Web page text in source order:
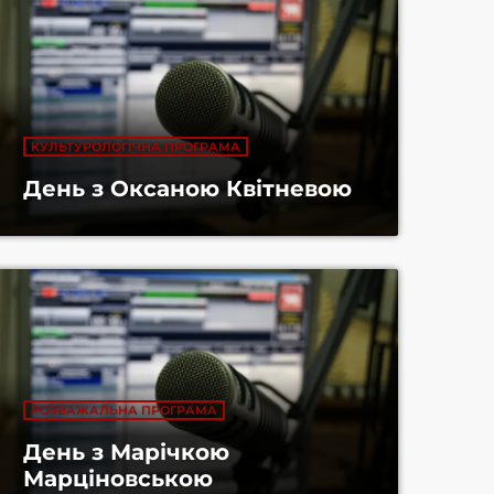
Прокидайся із Найтеплішим
Розпочинаємо новий день на Найтеплішому,
разом з енергійною та патріотичною музикою,
актуальною інформацією та традиційною
«Другою кавою»
КУЛЬТУРОЛОГІЧНА ПРОГРАМА
День з Оксаною Квітневою
РОЗВАЖАЛЬНА ПРОГРАМА
День з Марічкою
Марціновською